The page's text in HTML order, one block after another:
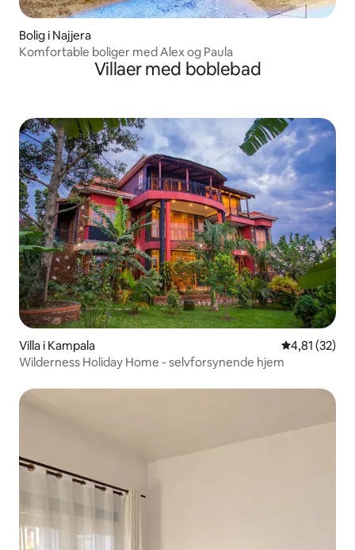
Bolig i Najjera
Komfortable boliger med Alex og Paula
Villaer med boblebad
Villa i Kampala 4,81 ud af 5
4,81 (32)
Wilderness Holiday Home - selvforsynende hjem